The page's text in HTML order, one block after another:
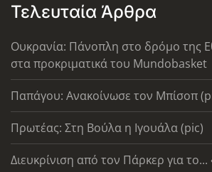
Τελευταία Άρθρα
Ουκρανία: Πάνοπλη στο δρόμο της
στα προκριματικά του Mundobasket
Παπάγου: Ανακοίνωσε τον Μπίσοπ
Πρωτέας: Στη Βούλα η Ιγουάλα (pic)
Διευκρίνιση από τον Πάρκερ για το...